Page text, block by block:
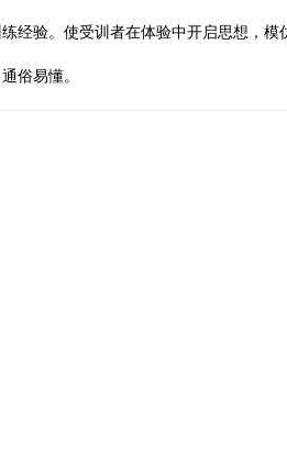
验。使受训者在体验中开启思想，模
俗易懂。